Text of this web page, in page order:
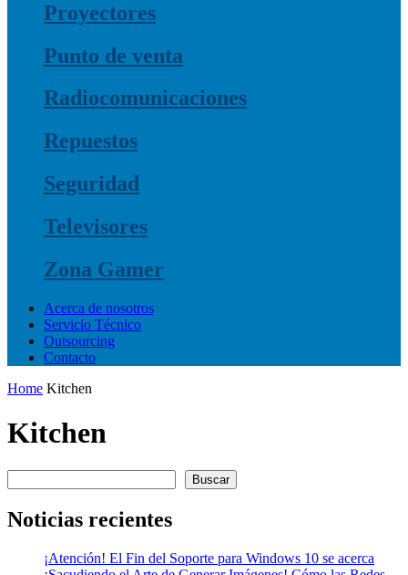
Proyectores
Punto de venta
Radiocomunicaciones
Repuestos
Seguridad
Televisores
Zona Gamer
Acerca de nosotros
Servicio Técnico
Outsourcing
Contacto
Home Kitchen
Kitchen
Buscar
Noticias recientes
¡Atención! El Fin del Soporte para Windows 10 se acerca